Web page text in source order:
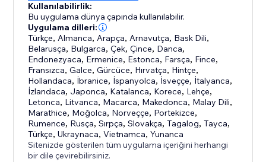
Kullanılabilirlik:
Bu uygulama dünya çapında kullanılabilir.
Uygulama dilleri:
Türkçe, Almanca, Arapça, Arnavutça, Bask Dili,
Belarusça, Bulgarca,Çek,Çince, Danca,
Endonezyaca, Ermenice, Estonca, Farsça, Fince,
Fransızca,Galce,Gürcüce, Hırvatça, Hintçe,
Hollandaca, İbranice, İspanyolca, İsveççe, İtalyanca,
İzlandaca, Japonca, Katalanca, Korece, Lehçe,
Letonca, Litvanca, Macarca, Makedonca, Malay Dili,
Marathice, Moğolca, Norveççe, Portekizce,
Rumence, Rusça,Sırpça,Slovakça,Tagalog,Tayca,
Türkçe,Ukraynaca,Vietnamca,Yunanca
Sitenizde gösterilen tüm uygulama içeriğini herhangi
bir dile çevirebilirsiniz.